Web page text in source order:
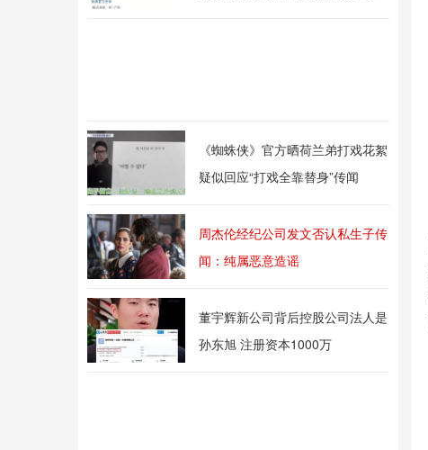
《蜘蛛侠》官方晒荷兰弟打戏花絮
疑似回应“打戏全靠替身”传闻
周杰伦经纪公司发文否认私生子传
闻：纯属恶意造谣
董宇辉新公司背后控股公司法人是
孙东旭 注册资本1000万